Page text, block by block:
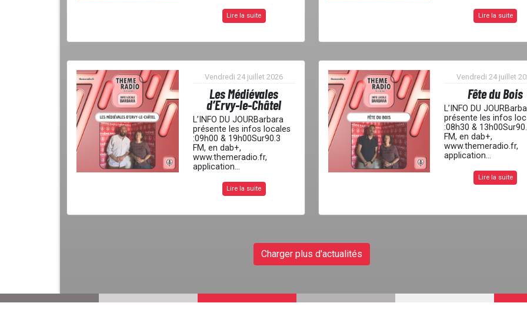
Lire la suite Lire la suite
Vendredi 24 juillet 2026
Les Médiévales
d’Ervy-le-Châtel
L’INFO DU JOURBarbara
présente les infos locales
:09h00 & 19h00Sur90.3
FM, en dab+,
www.themeradio.fr,
application...
Lire la suite
Vendredi 24 juillet
Fête du Bois
L’INFO DU
présente les infos
:08h30 &
FM, en dab+,
www.themeradio.fr,
application...
Lire la suite
Charger plus d'actualités